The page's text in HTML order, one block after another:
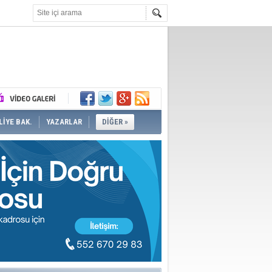
BAK. YAZARLAR DİĞER »